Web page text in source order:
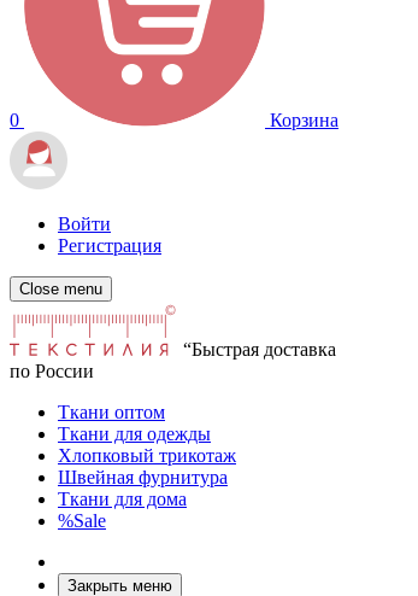
0 Корзина
Войти
Регистрация
Close menu
“Быстрая доставка
по России
Ткани оптом
Ткани для одежды
Хлопковый трикотаж
Швейная фурнитура
Ткани для дома
%Sale
Закрыть меню